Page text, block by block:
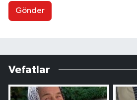
Gönder
Vefatlar